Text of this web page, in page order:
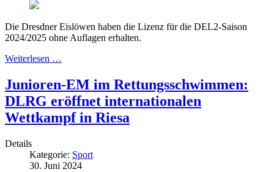
Die Dresdner Eislöwen haben die Lizenz für die DEL2-Saison
2024/2025 ohne Auflagen erhalten.
Weiterlesen …
Junioren-EM im Rettungsschwimmen:
DLRG eröffnet internationalen
Wettkampf in Riesa
Details
Kategorie: Sport
30. Juni 2024